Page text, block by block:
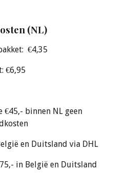
(NL)
€4,35
€6,95
€45,- binnen NL geen
en Duitsland via DHL
in België en Duitsland